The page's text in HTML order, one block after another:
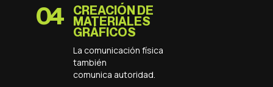
04 CREACIÓN DE
MATERIALES
GRÁFICOS
La comunicación física
también
comunica autoridad.